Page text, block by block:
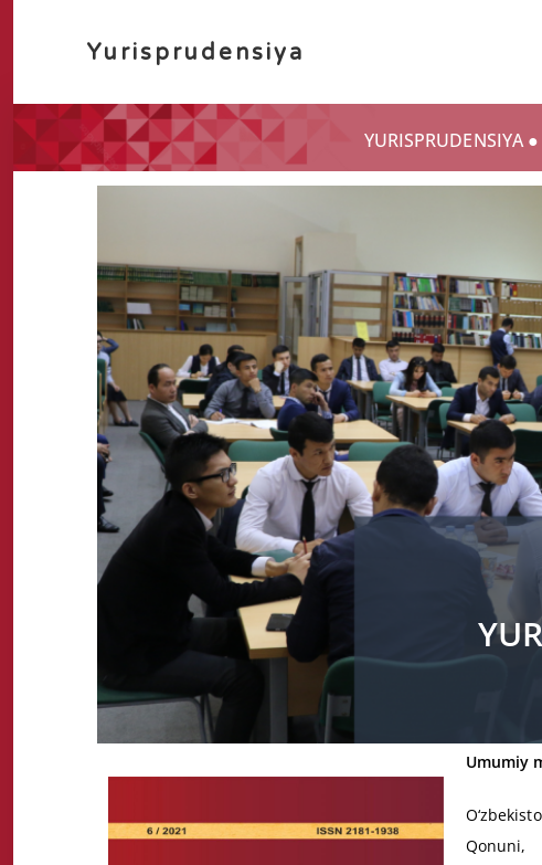
Yurisprudensiya
YURISPRUDENSIYA
Umumiy
Qonuni,